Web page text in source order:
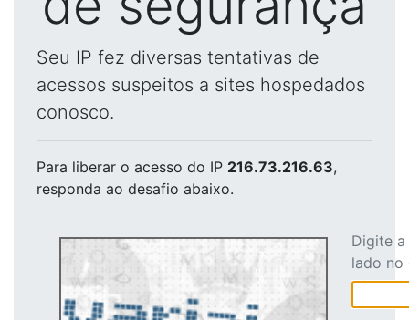
Seu IP fez diversas tentativas de
acessos suspeitos a sites hospedados
conosco.
Para liberar o acesso do IP 216.73.216.63,
responda ao desafio abaixo.
Digite
lado no